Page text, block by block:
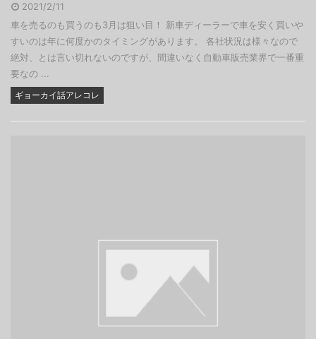
2021/2/11
車を売るのも買うのも3月は狙い目！ 新車ディーラーで車を安く買いや
すいのは年に何度かのタイミングがあります。 各社状況は様々なので
絶対、とは言い切れないのですが、間違いなく自動車販売業界で一番重
要なの ...
ギョーカイ話アレコレ